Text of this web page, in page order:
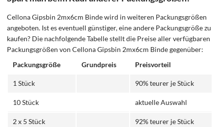
Cellona Gipsbin 2mx6cm Binde wird in weiteren Packungsgrößen
angeboten. Ist es eventuell günstiger, eine andere Packungsgröße zu
kaufen? Die nachfolgende Tabelle stellt die Preise aller verfügbaren
Packungsgrößen von Cellona Gipsbin 2mx6cm Binde gegenüber:
Packungsgröße
Grundpreis Preisvorteil
1 Stück 90% teurer je Stück
10 Stück aktuelle Auswahl
2 x 5 Stück 92% teurer je Stück